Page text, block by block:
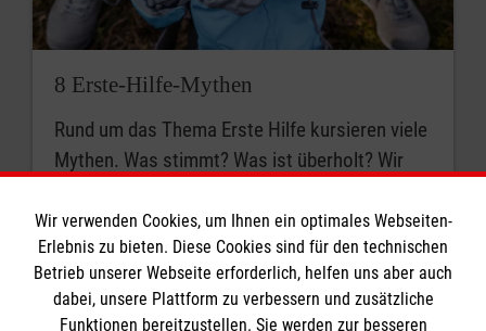
8 Erste-Hilfe-Mythen
Rund um das Thema Erste Hilfe kursieren viele
Mythen. Was stimmt? Was ist überholt? Wir
Wir verwenden Cookies, um Ihnen ein optimales Webseiten-
Erlebnis zu bieten. Diese Cookies sind für den technischen
Betrieb unserer Webseite erforderlich, helfen uns aber auch
dabei, unsere Plattform zu verbessern und zusätzliche
Funktionen bereitzustellen. Sie werden zur besseren